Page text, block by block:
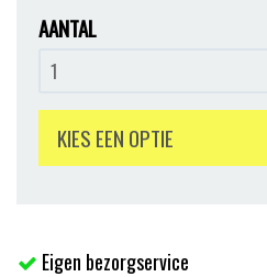
AANTAL
KIES EEN OPTIE
Eigen bezorgservice